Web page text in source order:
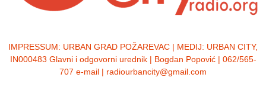
IMPRESSUM: URBAN GRAD POŽAREVAC | MEDIJ: URBAN CITY,
IN000483 Glavni i odgovorni urednik | Bogdan Popović | 062/565-
707 e-mail | radiourbancity@gmail.com